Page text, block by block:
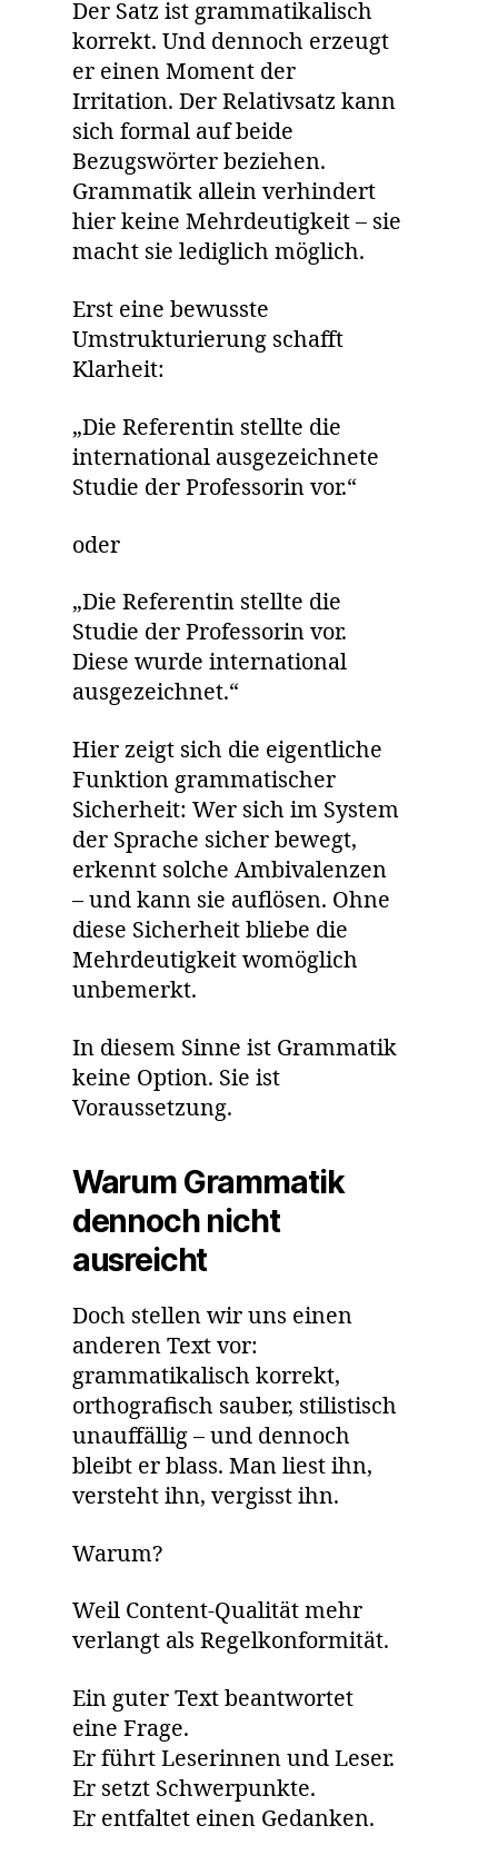
Der Satz ist grammatikalisch
korrekt. Und dennoch erzeugt
er einen Moment der
Irritation. Der Relativsatz kann
sich formal auf beide
Bezugswörter beziehen.
Grammatik allein verhindert
hier keine Mehrdeutigkeit – sie
macht sie lediglich möglich.
Erst eine bewusste
Umstrukturierung schafft
Klarheit:
„Die Referentin stellte die
international ausgezeichnete
Studie der Professorin vor.“
oder
„Die Referentin stellte die
Studie der Professorin vor.
Diese wurde international
ausgezeichnet.“
Hier zeigt sich die eigentliche
Funktion grammatischer
Sicherheit: Wer sich im System
der Sprache sicher bewegt,
erkennt solche Ambivalenzen
– und kann sie auflösen. Ohne
diese Sicherheit bliebe die
Mehrdeutigkeit womöglich
unbemerkt.
In diesem Sinne ist Grammatik
keine Option. Sie ist
Voraussetzung.
Warum Grammatik
dennoch nicht
ausreicht
Doch stellen wir uns einen
anderen Text vor:
grammatikalisch korrekt,
orthografisch sauber, stilistisch
unauffällig – und dennoch
bleibt er blass. Man liest ihn,
versteht ihn, vergisst ihn.
Warum?
Weil Content-Qualität mehr
verlangt als Regelkonformität.
Ein guter Text beantwortet
eine Frage.
Er führt Leserinnen und Leser.
Er setzt Schwerpunkte.
Er entfaltet einen Gedanken.